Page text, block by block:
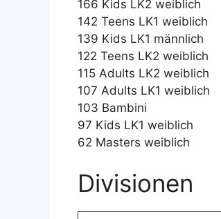
166 Kids LK2 weiblich
142 Teens LK1 weiblich
139 Kids LK1 männlich
122 Teens LK2 weiblich
115 Adults LK2 weiblich
107 Adults LK1 weiblich
103 Bambini
97 Kids LK1 weiblich
62 Masters weiblich
Divisionen